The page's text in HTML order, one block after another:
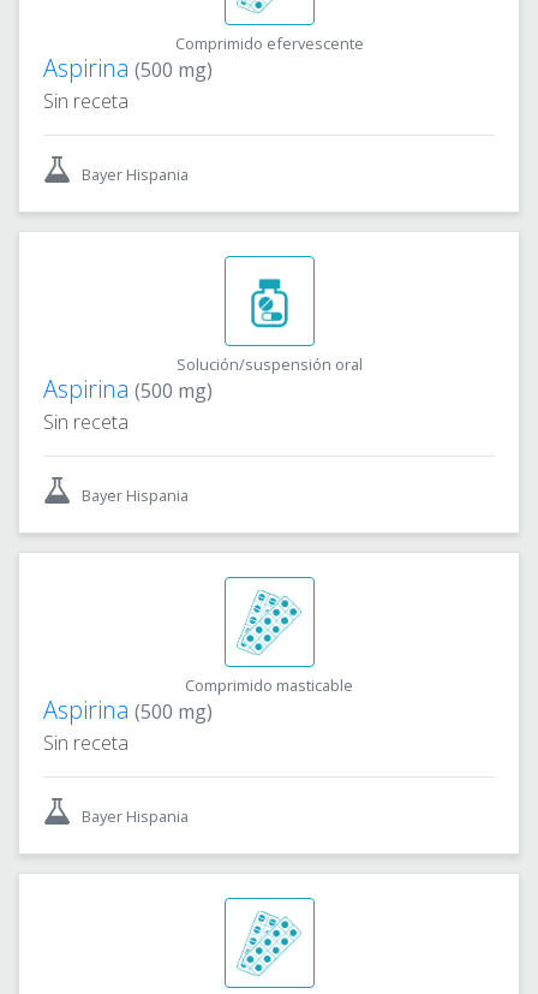
Comprimido efervescente
Aspirina (500 mg)
Sin receta
Bayer Hispania
Solución/suspensión oral
Aspirina (500 mg)
Sin receta
Bayer Hispania
Comprimido masticable
Aspirina (500 mg)
Sin receta
Bayer Hispania